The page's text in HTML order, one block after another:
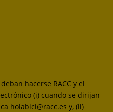
hacerse RACC y el
(i) cuando se dirijan
holabici@racc.es y, (ii)